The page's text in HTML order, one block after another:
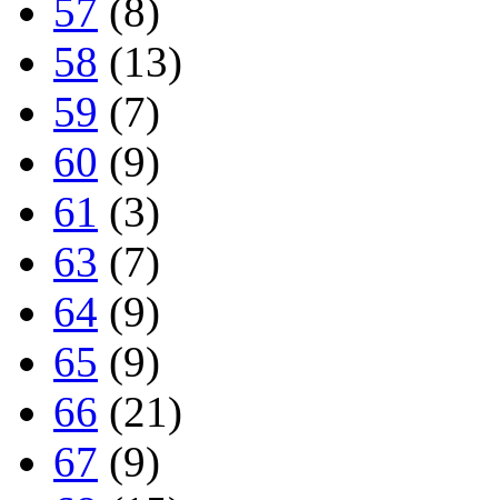
57 (8)
58 (13)
59 (7)
60 (9)
61 (3)
63 (7)
64 (9)
65 (9)
66 (21)
67 (9)